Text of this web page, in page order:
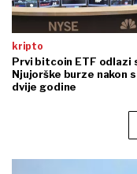
kripto
Prvi bitcoin ETF odlazi
Njujorške burze nakon
dvije godine